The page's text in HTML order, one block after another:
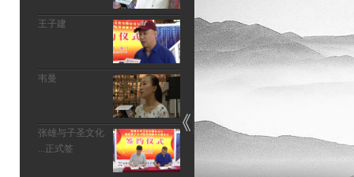
王子建
韦曼
张雄与子圣文化
正式签...